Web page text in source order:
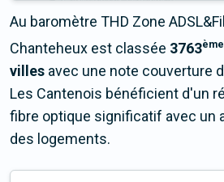
Au baromètre THD Zone
Chanteheux est classée 3763ème
villes avec une note couverture
Les Cantenois bénéficient d'un
fibre optique significatif avec un
des logements.